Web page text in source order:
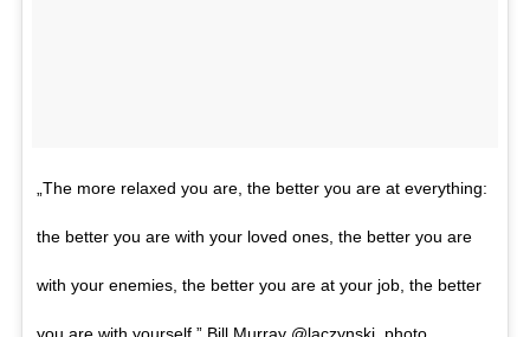
„The more relaxed you are, the better you are at everything:
the better you are with your loved ones, the better you are
with your enemies, the better you are at your job, the better
you are with yourself.” Bill Murray @laczynski_photo